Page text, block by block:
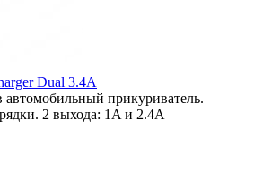
Dual 3.4А
автомобильный прикуриватель.
2 выхода: 1A и 2.4A